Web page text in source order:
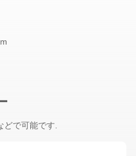
どで可能です.